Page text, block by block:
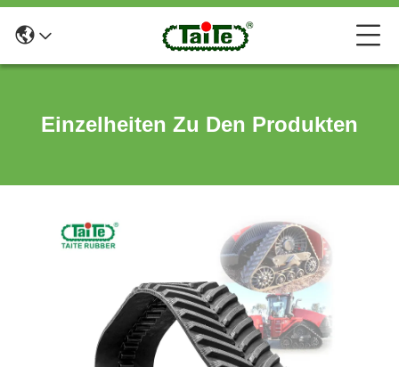
Einzelheiten Zu Den Produkten